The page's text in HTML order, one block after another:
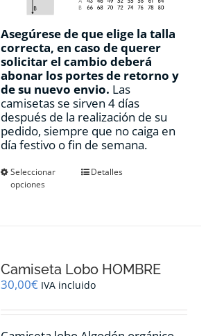
Asegúrese de que elige la talla
correcta, en caso de querer
solicitar el cambio deberá
abonar los portes de retorno y
de su nuevo envio. Las
camisetas se sirven 4 días
después de la realización de su
pedido, siempre que no caiga en
día festivo o fin de semana.
Seleccionar
opciones
Este
se
pueden
en
Detalles
Camiseta Lobo HOMBRE
30,00€ IVA incluido